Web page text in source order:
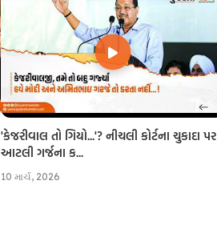
'કેજરીવાલ તો ગિયો...'? નીચલી કોર્ટના ચુકાદા પર
આટલી ગર્જના ક...
10 માર્ચ, 2026